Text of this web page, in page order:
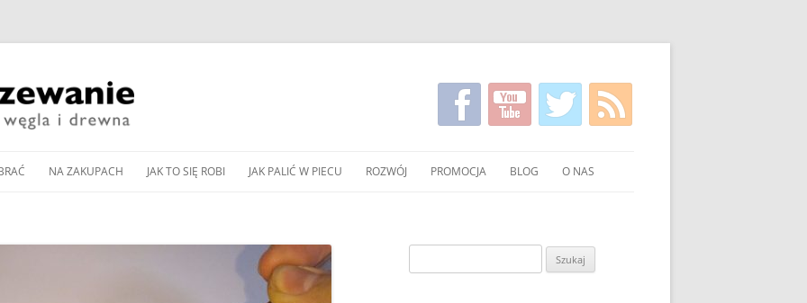
do
PODAJNIKOWE NA WĘGIEL
NA ZAKUPACH JAK TO SIĘ ROBI
DOBÓR MOCY POMPY CIEPŁA
JAK PALIĆ W PIECU
JAK WYREGULOWAĆ KOCIOŁ
PODAJNIKOWY NA WĘGIEL
ROZWÓJ
SPALANIE WĘGLA I DREWNA
PROMOCJA
POKAZY EKONOMICZNEGO
BLOG O NAS